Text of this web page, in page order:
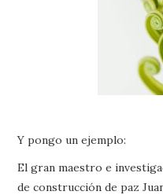
Y pongo un ejemplo:
El gran maestro e
de construcción de paz